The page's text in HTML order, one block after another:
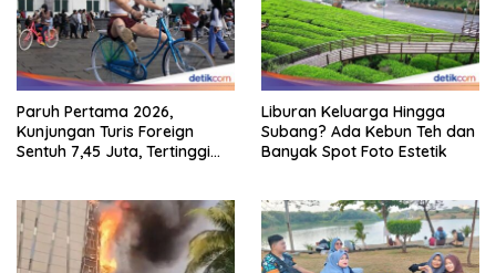
Paruh Pertama 2026,
Kunjungan Turis Foreign
Sentuh 7,45 Juta, Tertinggi
Liburan Keluarga Hingga
Subang? Ada Kebun Teh dan
Banyak Spot Foto Estetik